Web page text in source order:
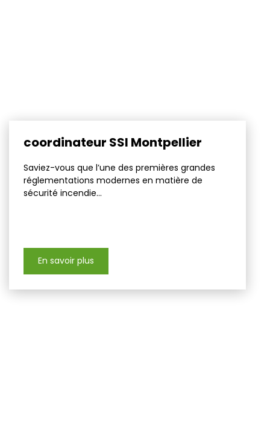
coordinateur SSI Montpellier
Saviez-vous que l’une des premières grandes
réglementations modernes en matière de
sécurité incendie...
En savoir plus